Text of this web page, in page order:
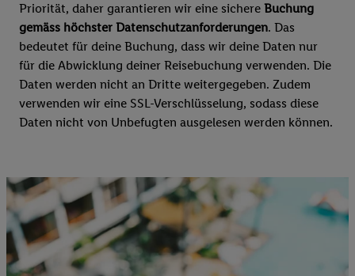
Priorität, daher garantieren wir eine sichere Buchung
gemäss höchster Datenschutzanforderungen. Das
bedeutet für deine Buchung, dass wir deine Daten nur
für die Abwicklung deiner Reisebuchung verwenden. Die
Daten werden nicht an Dritte weitergegeben. Zudem
verwenden wir eine SSL-Verschlüsselung, sodass diese
Daten nicht von Unbefugten ausgelesen werden können.